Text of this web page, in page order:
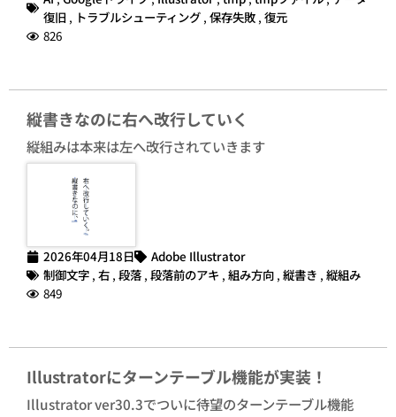
復旧 , トラブルシューティング , 保存失敗 , 復元
826
縦書きなのに右へ改行していく
縦組みは本来は左へ改行されていきます
2026年04月18日
Adobe Illustrator
制御文字 , 右 , 段落 , 段落前のアキ , 組み方向 , 縦書き , 縦組み
849
Illustratorにターンテーブル機能が実装！
Illustrator ver30.3でついに待望のターンテーブル機能